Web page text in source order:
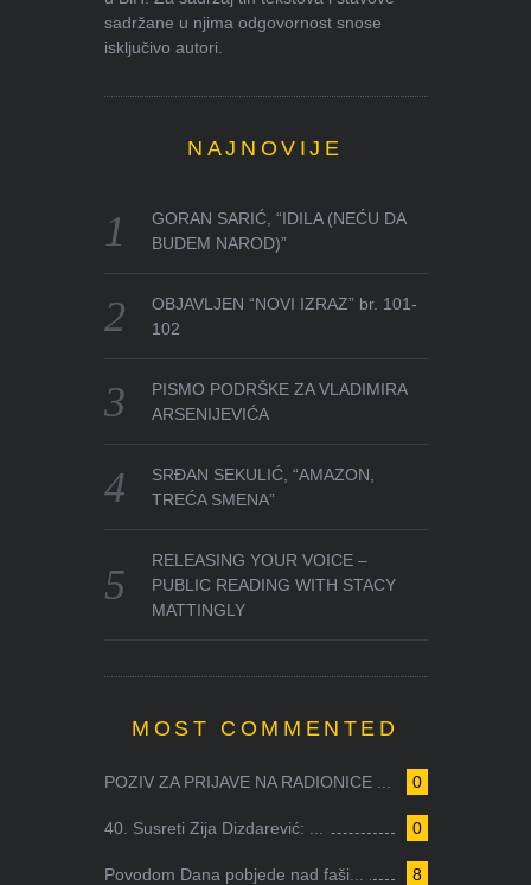
sadržane u njima odgovornost snose
isključivo autori.
NAJNOVIJE
GORAN SARIĆ, “IDILA (NEĆU DA
BUDEM NAROD)”
OBJAVLJEN “NOVI IZRAZ” br. 101-
102
PISMO PODRŠKE ZA VLADIMIRA
ARSENIJEVIĆA
SRĐAN SEKULIĆ, “AMAZON,
TREĆA SMENA”
RELEASING YOUR VOICE –
PUBLIC READING WITH STACY
MATTINGLY
MOST COMMENTED
0
POZIV ZA PRIJAVE NA RADIONICE ...
0
40. Susreti Zija Dizdarević: ...
8
Povodom Dana pobjede nad faši...